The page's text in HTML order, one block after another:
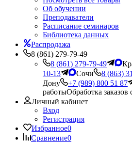
Об обучении
Преподаватели
Расписание семинаров
Библиотека данных
Распродажа
8 (861) 279-79-49
8 (861) 279-79-49
10-13
Сочи 8 (863)
Дону
+7 (989) 800 51 87
работыОбработка
Личный кабинет
Вход
Регистрация
Избранное0
Сравнение0